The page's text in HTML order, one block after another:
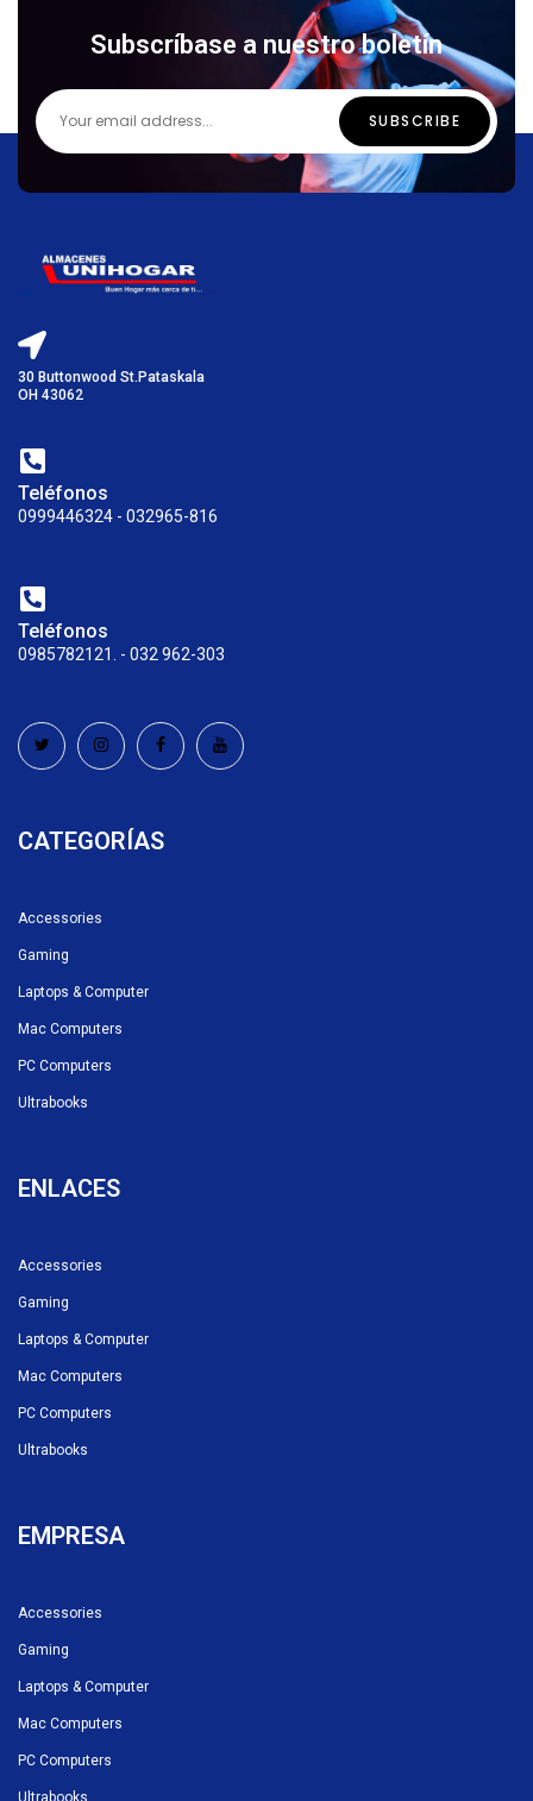
Subscríbase a nuestro boletín
30 Buttonwood St.Pataskala
OH 43062
Teléfonos
0999446324 - 032965-816
Teléfonos
0985782121. - 032 962-303
CATEGORÍAS
Accessories
Gaming
Laptops & Computer
Mac Computers
PC Computers
Ultrabooks
ENLACES
Accessories
Gaming
Laptops & Computer
Mac Computers
PC Computers
Ultrabooks
EMPRESA
Accessories
Gaming
Laptops & Computer
Mac Computers
PC Computers
Ultrabooks